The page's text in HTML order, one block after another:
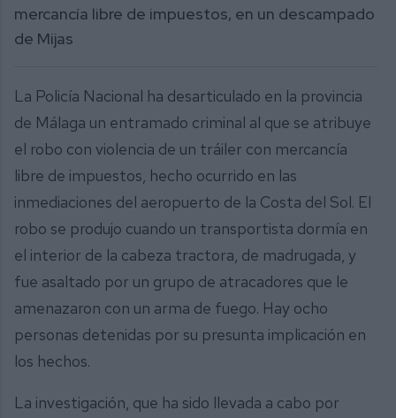
mercancía libre de impuestos, en un descampado
de Mijas
La Policía Nacional ha desarticulado en la provincia
de Málaga un entramado criminal al que se atribuye
el robo con violencia de un tráiler con mercancía
libre de impuestos, hecho ocurrido en las
inmediaciones del aeropuerto de la Costa del Sol. El
robo se produjo cuando un transportista dormía en
el interior de la cabeza tractora, de madrugada, y
fue asaltado por un grupo de atracadores que le
amenazaron con un arma de fuego. Hay ocho
personas detenidas por su presunta implicación en
los hechos.
La investigación, que ha sido llevada a cabo por